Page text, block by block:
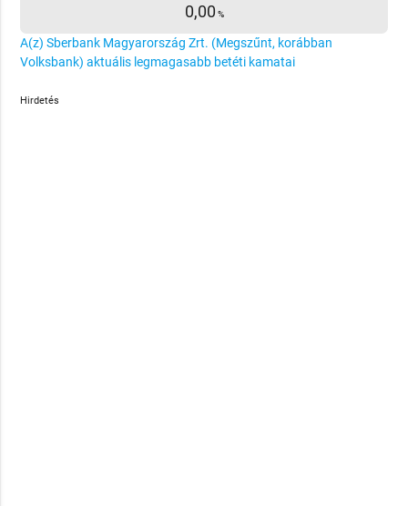
0,00 %
A(z) Sberbank Magyarország Zrt. (Megszűnt, korábban
Volksbank) aktuális legmagasabb betéti kamatai
Hirdetés